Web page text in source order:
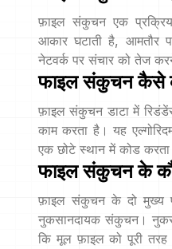
फ़ाइल संकुचन एक
आकार घटाती है, आमतौर
नेटवर्क पर संचार को तेज
फाइल संकुचन कैसे
फ़ाइल संकुचन डाटा में
काम करता है। यह
एक छोटे स्थान में कोड करता
फाइल संकुचन के
फ़ाइल संकुचन के दो मुख्य
नुकसानदायक संकुचन।
कि मूल फ़ाइल को पूरी